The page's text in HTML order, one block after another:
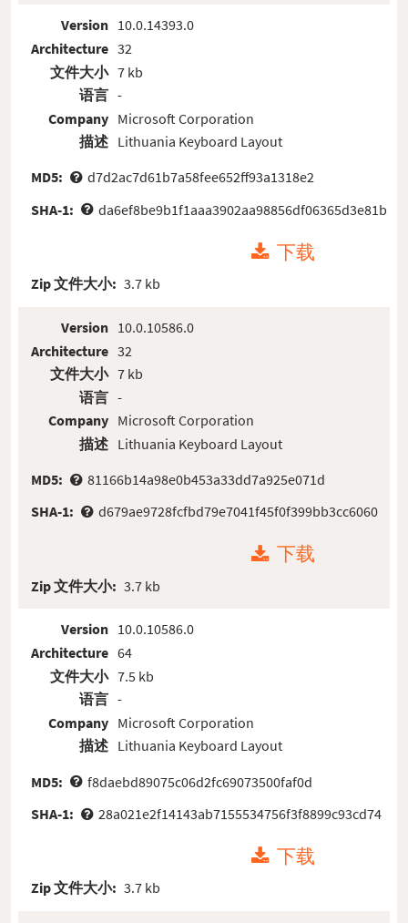
Version
Architecture
文件大小
语言
Company
描述
10.0.14393.0
32
7 kb
-
Microsoft Corporation
Lithuania Keyboard Layout
MD5:
d7d2ac7d61b7a58fee652ff93a1318e2
SHA-1:
da6ef8be9b1f1aaa3902aa98856df06365d3e81b
下载
Zip 文件大小: 3.7 kb
Version
Architecture
文件大小
语言
Company
描述
10.0.10586.0
32
7 kb
-
Microsoft Corporation
Lithuania Keyboard Layout
MD5:
81166b14a98e0b453a33dd7a925e071d
SHA-1:
d679ae9728fcfbd79e7041f45f0f399bb3cc6060
下载
Zip 文件大小: 3.7 kb
Version
Architecture
文件大小
语言
Company
描述
10.0.10586.0
64
7.5 kb
-
Microsoft Corporation
Lithuania Keyboard Layout
MD5:
f8daebd89075c06d2fc69073500faf0d
SHA-1:
28a021e2f14143ab7155534756f3f8899c93cd74
下载
Zip 文件大小: 3.7 kb